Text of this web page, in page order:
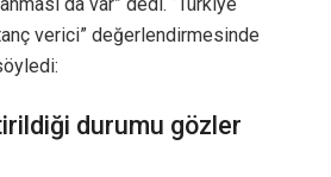
verici” değerlendirmesinde
durumu gözler